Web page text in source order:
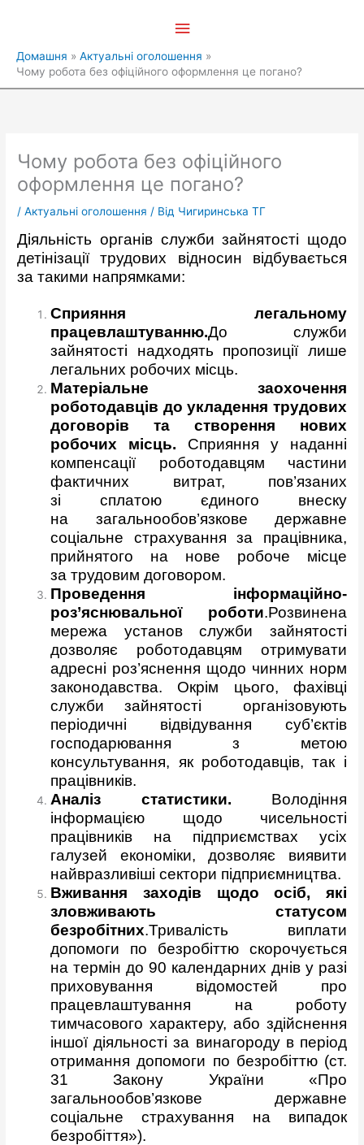
меню
Домашня
Актуальні оголошення
Чому робота без офіційного оформлення це погано?
Чому робота без офіційного
оформлення це погано?
/Актуальні оголошення / Від Чигиринська ТГ
Діяльність органів служби зайнятості щодо
детінізації трудових відносин відбувається
за такими напрямками:
Сприяння легальному
працевлаштуванню.До служби
зайнятості надходять пропозиції лише
легальних робочих місць.
Матеріальне заохочення
роботодавців до укладення трудових
договорів та створення нових
робочих місць. Сприяння у наданні
компенсації роботодавцям частини
фактичних витрат, пов’язаних
зі сплатою єдиного внеску
на загальнообов’язкове державне
соціальне страхування за працівника,
прийнятого на нове робоче місце
за трудовим договором.
Проведення інформаційно-
роз’яснювальної роботи.Розвинена
мережа установ служби зайнятості
дозволяє роботодавцям отримувати
адресні роз’яснення щодо чинних норм
законодавства. Окрім цього, фахівці
служби зайнятості організовують
періодичні відвідування суб’єктів
господарювання з метою
консультування, як роботодавців, так і
працівників.
Аналіз статистики. Володіння
інформацією щодо чисельності
працівників на підприємствах усіх
галузей економіки, дозволяє виявити
найвразливіші сектори підприємництва.
Вживання заходів щодо осіб, які
зловживають статусом
безробітних.Тривалість виплати
допомоги по безробіттю скорочується
на термін до 90 календарних днів у разі
приховування відомостей про
працевлаштування на роботу
тимчасового характеру, або здійснення
іншої діяльності за винагороду в період
отримання допомоги по безробіттю (ст.
31 Закону України «Про
загальнообов’язкове державне
соціальне страхування на випадок
безробіття»).